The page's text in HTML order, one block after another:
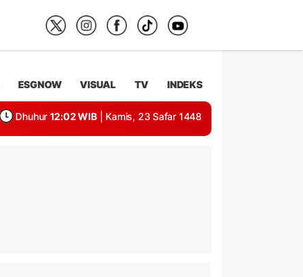
ESGNOW VISUAL TV INDEKS
Dhuhur 12:02 WIB | Kamis, 23 Safar 1448